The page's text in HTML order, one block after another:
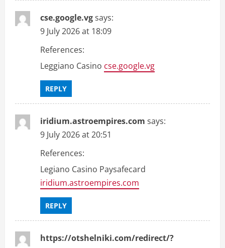
cse.google.vgsays:
9 July 2026 at 18:09
References:
Leggiano Casino cse.google.vg
REPLY
iridium.astroempires.com says:
9 July 2026 at 20:51
References:
Legiano Casino Paysafecard
iridium.astroempires.com
REPLY
https://otshelniki.com/redirect/?